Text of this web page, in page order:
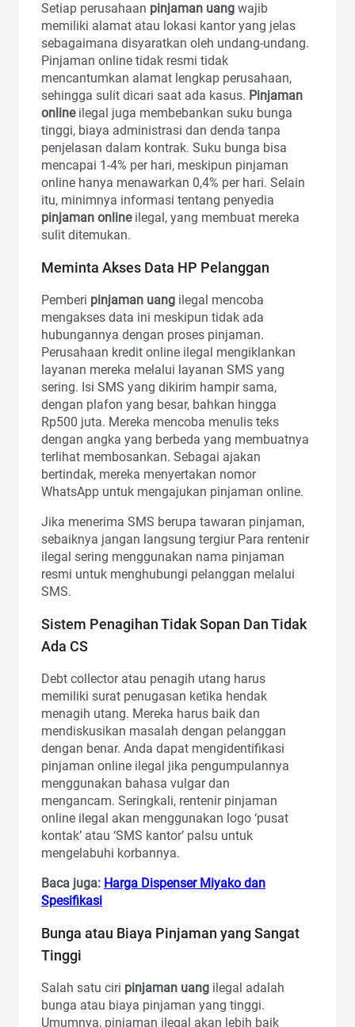
Setiap perusahaan pinjaman uang wajib
memiliki alamat atau lokasi kantor yang jelas
sebagaimana disyaratkan oleh undang-undang.
Pinjaman online tidak resmi tidak
mencantumkan alamat lengkap perusahaan,
sehingga sulit dicari saat ada kasus. Pinjaman
onlineilegal juga membebankan suku bunga
tinggi, biaya administrasi dan denda tanpa
penjelasan dalam kontrak. Suku bunga bisa
mencapai 1-4% per hari, meskipun pinjaman
online hanya menawarkan 0,4% per hari. Selain
itu, minimnya informasi tentang penyedia
pinjaman onlineilegal, yang membuat mereka
sulit ditemukan.
Meminta Akses Data HP Pelanggan
Pemberi pinjaman uang ilegal mencoba
mengakses data ini meskipun tidak ada
hubungannya dengan proses pinjaman.
Perusahaan kredit online ilegal mengiklankan
layanan mereka melalui layanan SMS yang
sering. Isi SMS yang dikirim hampir sama,
dengan plafon yang besar, bahkan hingga
Rp500 juta. Mereka mencoba menulis teks
dengan angka yang berbeda yang membuatnya
terlihat membosankan. Sebagai ajakan
bertindak, mereka menyertakan nomor
WhatsApp untuk mengajukan pinjaman online.
Jika menerima SMS berupa tawaran pinjaman,
sebaiknya jangan langsung tergiur Para rentenir
ilegal sering menggunakan nama pinjaman
resmi untuk menghubungi pelanggan melalui
SMS.
Sistem Penagihan Tidak Sopan Dan Tidak
Ada CS
Debt collector atau penagih utang harus
memiliki surat penugasan ketika hendak
menagih utang. Mereka harus baik dan
mendiskusikan masalah dengan pelanggan
dengan benar. Anda dapat mengidentifikasi
pinjaman online ilegal jika pengumpulannya
menggunakan bahasa vulgar dan
mengancam. Seringkali, rentenir pinjaman
online ilegal akan menggunakan logo ‘pusat
kontak’ atau ‘SMS kantor’ palsu untuk
mengelabuhi korbannya.
Baca juga: Harga Dispenser Miyako dan
Spesifikasi
Bunga atau Biaya Pinjaman yang Sangat
Tinggi
Salah satu ciri pinjaman uang ilegal adalah
bunga atau biaya pinjaman yang tinggi.
Umumnya, pinjaman ilegal akan lebih baik